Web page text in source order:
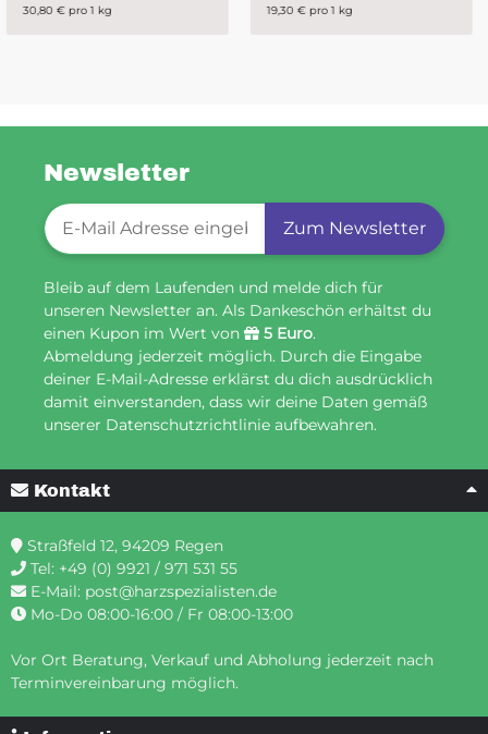
19,30 € pro 1 kg 29,90 € pro 1 kg
Newsletter
Newsletter-Registrierung
Zum Newsletter
Bleib auf dem Laufenden und melde dich für
unseren Newsletter an. Als Dankeschön erhältst du
einen Kupon im Wert von
5 Euro.
Abmeldung jederzeit möglich. Durch die Eingabe
deiner E-Mail-Adresse erklärst du dich ausdrücklich
damit einverstanden, dass wir deine Daten gemäß
unserer Datenschutzrichtlinie aufbewahren.
Kontakt
Straßfeld 12, 94209 Regen
Tel: +49 (0) 9921 / 971 531 55
E-Mail: post@harzspezialisten.de
Mo-Do 08:00-16:00 / Fr 08:00-13:00
Vor Ort Beratung, Verkauf und Abholung jederzeit nach
Terminvereinbarung möglich.